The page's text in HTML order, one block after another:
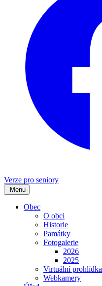
Verze pro seniory
Menu
Obec
O obci
Historie
Památky
Fotogalerie
2026
2025
Virtuální prohlídka
Webkamery